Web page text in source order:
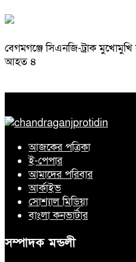
বেগমগঞ্জে সিএনজি-ট্রাক মুখোমুখি
আহত ৪
আজকের পত্রিকা
ই-পেপার
আমাদের পরিবার
আর্কাইভ
সোশ্যাল মিডিয়া
বাংলা কনভার্টার
সম্পাদক মন্ডলী